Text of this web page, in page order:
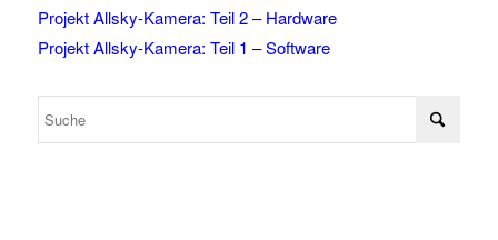
Projekt Allsky-Kamera: Teil 2 – Hardware
Projekt Allsky-Kamera: Teil 1 – Software